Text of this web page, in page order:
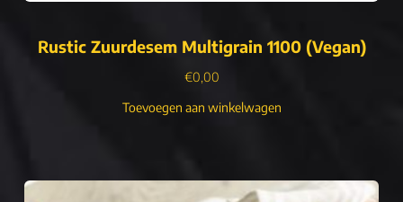
Rustic Zuurdesem Multigrain 1100 (Vegan)
€0,00
Toevoegen aan winkelwagen